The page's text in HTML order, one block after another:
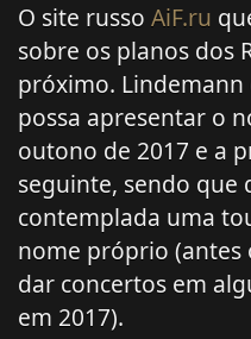
O site russo AiF.ru
sobre os planos dos
próximo. Lindemann
possa apresentar o
outono de 2017 e a
seguinte, sendo que
contemplada uma
nome próprio (antes
dar concertos em
em 2017).